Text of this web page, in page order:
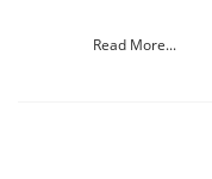
Read More...